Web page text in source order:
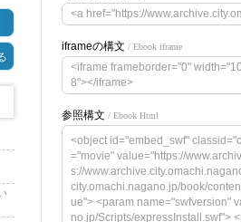
<a href="https://
iframeの構文 / Ebook iframe
<iframe frameborder="0"
8"></iframe>
参照構文 / Ebook Html
<object id="embed_swf"
="movie" value="https://
s://
city.omachi.nagano.jp/book/
ue"> <param name="swfversion"
no.jp/Scripts/expressInstall.swf">